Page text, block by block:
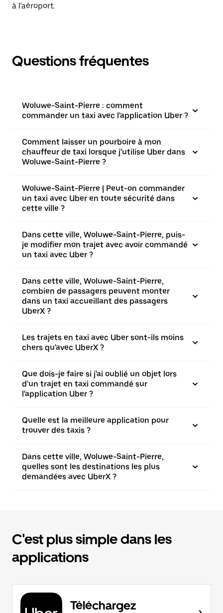
à l'aéroport.
Questions fréquentes
Woluwe-Saint-Pierre : comment
commander un taxi avec l'application Uber ?
Comment laisser un pourboire à mon
chauffeur de taxi lorsque j'utilise Uber dans
Woluwe-Saint-Pierre ?
Woluwe-Saint-Pierre | Peut-on commander
un taxi avec Uber en toute sécurité dans
cette ville ?
Dans cette ville, Woluwe-Saint-Pierre, puis-
je modifier mon trajet avec avoir commandé
un taxi avec Uber ?
Dans cette ville, Woluwe-Saint-Pierre,
combien de passagers peuvent monter
dans un taxi accueillant des passagers
UberX ?
Les trajets en taxi avec Uber sont-ils moins
chers qu'avec UberX ?
Que dois-je faire si j'ai oublié un objet lors
d'un trajet en taxi commandé sur
l'application Uber ?
Quelle est la meilleure application pour
trouver des taxis ?
Dans cette ville, Woluwe-Saint-Pierre,
quelles sont les destinations les plus
demandées avec UberX ?
C'est plus simple dans les
applications
Téléchargez